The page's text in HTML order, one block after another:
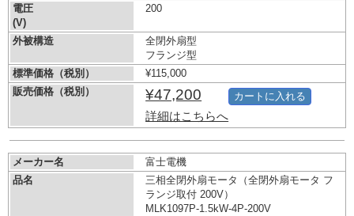
電圧
(V)
200
外被構造
全閉外扇型
フランジ型
標準価格（税別）
¥115,000
販売価格（税別）
¥47,200
詳細はこちらへ
カートに入れる
メーカー名
富士電機
品名
三相全閉外扇モータ（全閉外扇モータ フ
ランジ取付 200V）
MLK1097P-1.5kW-4P-200V